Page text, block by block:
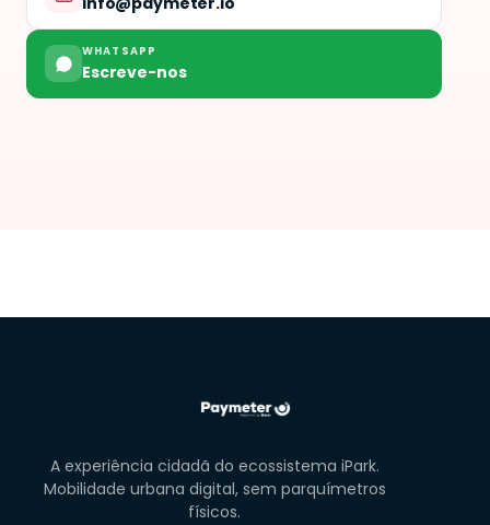
WHATSAPP
Escreve-nos
A experiência cidadã do ecossistema iPark.
Mobilidade urbana digital, sem parquímetros
físicos.